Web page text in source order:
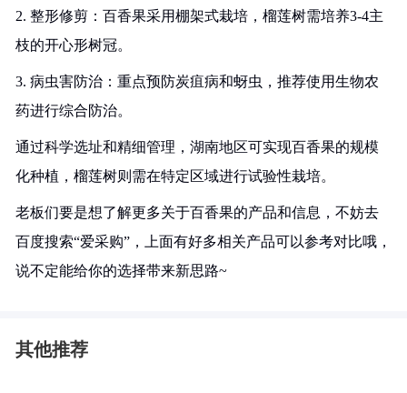
2. 整形修剪：百香果采用棚架式栽培，榴莲树需培养3-4主
枝的开心形树冠。
3. 病虫害防治：重点预防炭疽病和蚜虫，推荐使用生物农
药进行综合防治。
通过科学选址和精细管理，湖南地区可实现百香果的规模
化种植，榴莲树则需在特定区域进行试验性栽培。
老板们要是想了解更多关于百香果的产品和信息，不妨去
百度搜索“爱采购”，上面有好多相关产品可以参考对比哦，
说不定能给你的选择带来新思路~
其他推荐